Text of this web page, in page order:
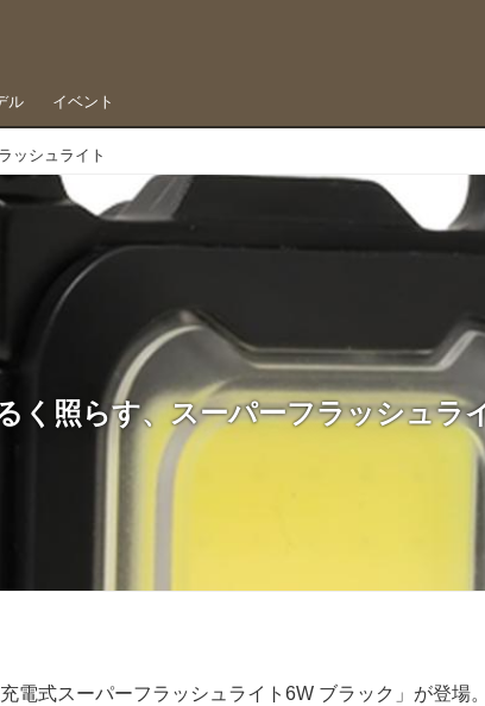
ル イベント
ッシュライト
く照らす、スーパーフラッシュラ
電式スーパーフラッシュライト6W ブラック」が登場